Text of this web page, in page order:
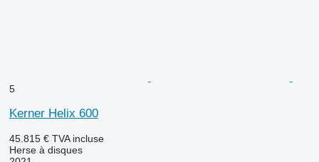
5
Kerner Helix 600
45.815 € TVA incluse
Herse à disques